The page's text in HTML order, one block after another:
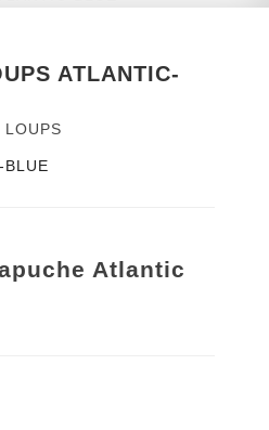
ATLANTIC-
LOUPS
BLUE
Atlantic